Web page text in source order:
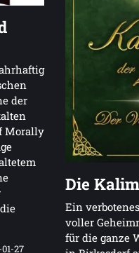
der
Morally
27
Die
Ein
voller
für die ganze